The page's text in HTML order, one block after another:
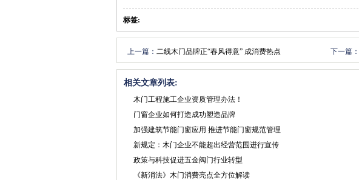
标签:
上一篇： 二线木门品牌正“春风得意” 成消费热点 下一篇：
相关文章列表:
木门工程施工企业资质管理办法！
门窗企业如何打造成功塑造品牌
加强建筑节能门窗应用 推进节能门窗规范管理
新规定：木门企业不能超出经营范围进行宣传
政策与科技促进五金阀门行业转型
《新消法》木门消费亮点全方位解读